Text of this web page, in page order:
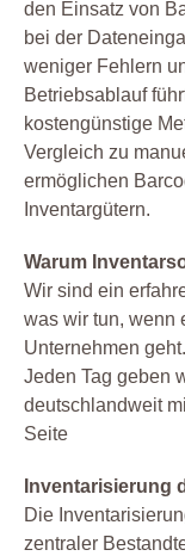
den Einsatz von
bei der
weniger Fehlern
Betriebsablauf
kostengünstige
Vergleich zu
ermöglichen
Inventargütern.
Warum
Wir sind ein
was wir tun, wenn
Unternehmen geht.
Jeden Tag geben
deutschlandweit
Seite
Inventarisierung
Die
zentraler